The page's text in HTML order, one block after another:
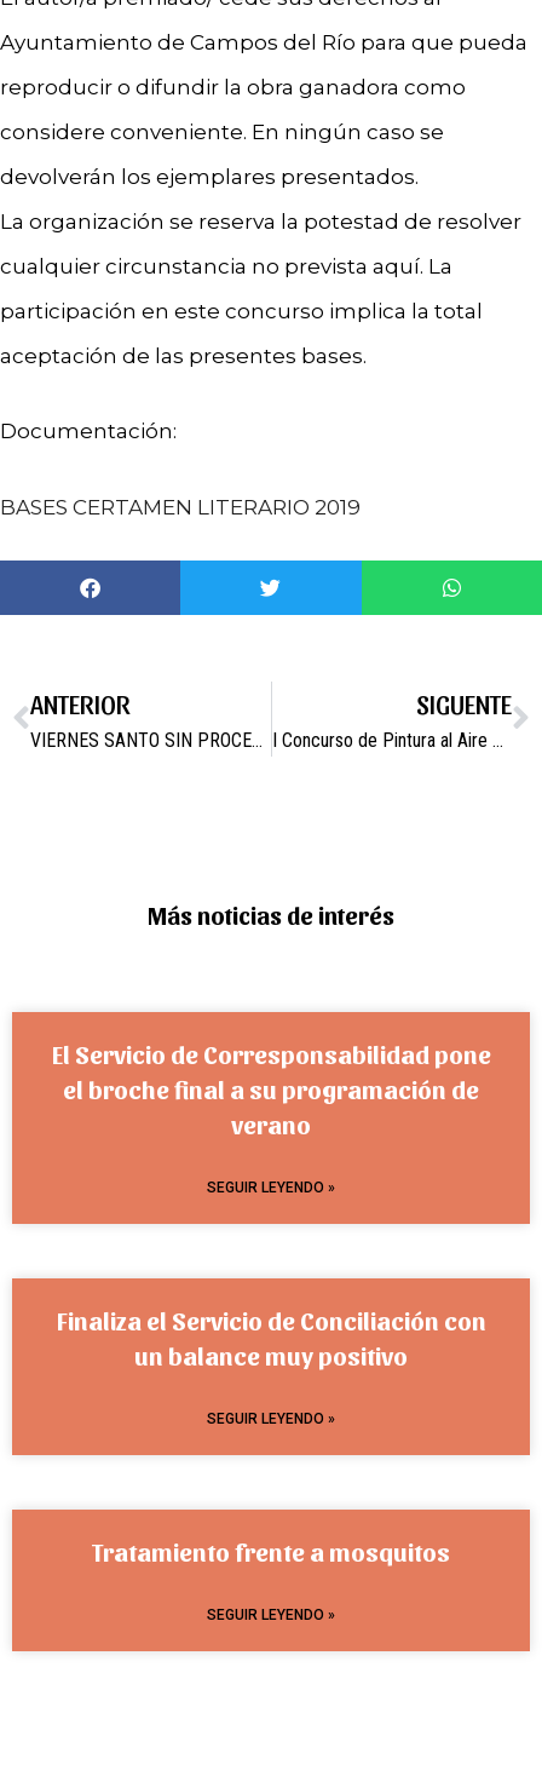
Ayuntamiento de Campos del Río para que pueda
reproducir o difundir la obra ganadora como
considere conveniente. En ningún caso se
devolverán los ejemplares presentados.
La organización se reserva la potestad de resolver
cualquier circunstancia no prevista aquí. La
participación en este concurso implica la total
aceptación de las presentes bases.
Documentación:
BASES CERTAMEN LITERARIO 2019
ANTERIOR
VIERNES SANTO SIN PROCESIÓN
SIGUENTE
I Concurso de Pintura al Aire Libre “Campos del Río”.
Más noticias de interés
El Servicio de Corresponsabilidad pone
el broche final a su programación de
verano
SEGUIR LEYENDO »
Finaliza el Servicio de Conciliación con
un balance muy positivo
SEGUIR LEYENDO »
Tratamiento frente a mosquitos
SEGUIR LEYENDO »